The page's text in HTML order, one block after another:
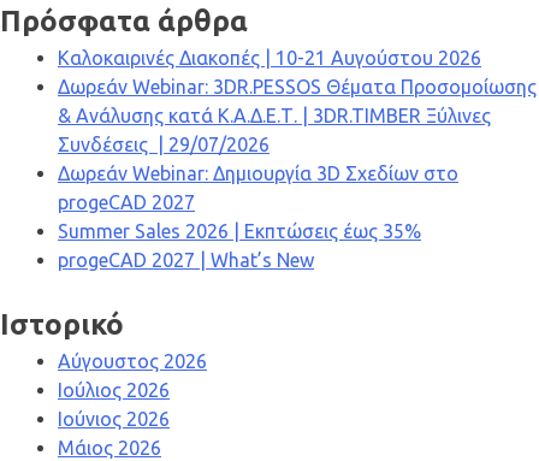
Πρόσφατα άρθρα
Καλοκαιρινές Διακοπές | 10-21 Αυγούστου 2026
Δωρεάν Webinar: 3DR.PESSOS Θέματα Προσομοίωσης
& Ανάλυσης κατά Κ.Α.Δ.Ε.Τ. | 3DR.TIMBER Ξύλινες
Συνδέσεις | 29/07/2026
Δωρεάν Webinar: Δημιουργία 3D Σχεδίων στο
progeCAD 2027
Summer Sales 2026 | Εκπτώσεις έως 35%
progeCAD 2027 | What’s New
Ιστορικό
Αύγουστος 2026
Ιούλιος 2026
Ιούνιος 2026
Μάιος 2026